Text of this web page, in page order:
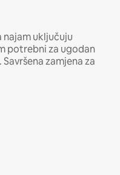
uključuju
potrebni za ugodan
zamjena za